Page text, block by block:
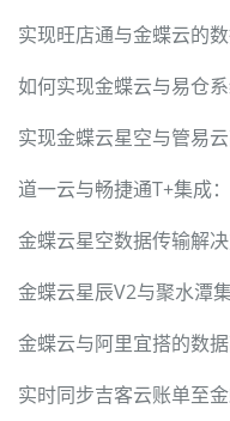
实现旺店通与金蝶云的
如何实现金蝶云与易仓
实现金蝶云星空与管易
道一云与畅捷通T+集成
金蝶云星空数据传输解
金蝶云星辰V2与聚水潭
金蝶云与阿里宜搭的数
实时同步吉客云账单至